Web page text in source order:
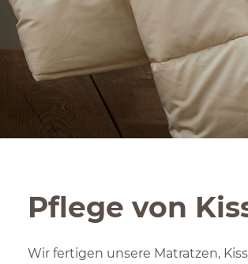
Pflege von
Wir fertigen unsere Matratzen,